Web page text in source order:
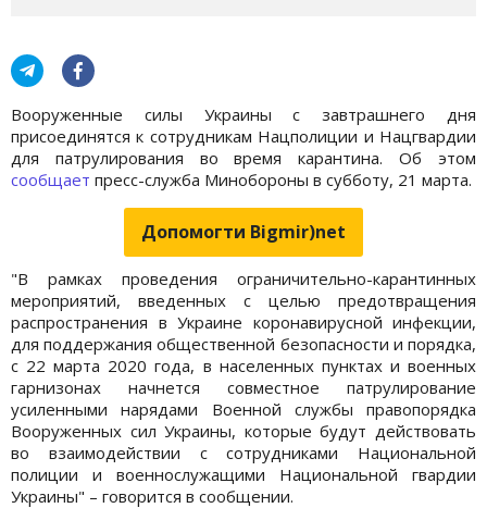
Вооруженные силы Украины с завтрашнего дня
присоединятся к сотрудникам Нацполиции и Нацгвардии
для патрулирования во время карантина. Об этом
сообщает пресс-служба Минобороны в субботу, 21 марта.
Допомогти Bigmir)net
"В рамках проведения ограничительно-карантинных
мероприятий, введенных с целью предотвращения
распространения в Украине коронавирусной инфекции,
для поддержания общественной безопасности и порядка,
с 22 марта 2020 года, в населенных пунктах и военных
гарнизонах начнется совместное патрулирование
усиленными нарядами Военной службы правопорядка
Вооруженных сил Украины, которые будут действовать
во взаимодействии с сотрудниками Национальной
полиции и военнослужащими Национальной гвардии
Украины" – говорится в сообщении.